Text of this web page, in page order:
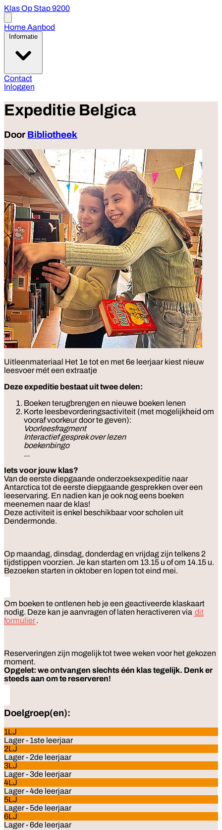
Klas Op Stap 9200
menu
HomeAanbod
Informatie
Contact
Inloggen
Expeditie Belgica
Door Bibliotheek
Uitleenmateriaal Het 1e tot en met 6e leerjaar kiest nieuw
leesvoer mét een extraatje
Deze expeditie bestaat uit twee delen:
Boeken terugbrengen en nieuwe boeken lenen
Korte leesbevorderingsactiviteit (met mogelijkheid om
vooraf voorkeur door te geven):
Voorleesfragment
Interactief gesprek over lezen
boekenbingo
...
Iets voor jouw klas?
Van de eerste diepgaande onderzoeksexpeditie naar
Antarctica tot de eerste diepgaande gesprekken over een
leeservaring. En nadien kan je ook nog eens boeken
meenemen naar de klas!
Deze activiteit is enkel beschikbaar voor scholen uit
Dendermonde.
Op maandag, dinsdag, donderdag en vrijdag zijn telkens 2
tijdstippen voorzien. Je kan starten om 13.15 u of om 14.15 u.
Bezoeken starten in oktober en lopen tot eind mei.
Om boeken te ontlenen heb je een geactiveerde klaskaart
nodig. Deze kan je aanvragen of laten heractiveren via dit
formulier.
Reserveringen zijn mogelijk tot twee weken voor het gekozen
moment.
Opgelet: we ontvangen slechts één klas tegelijk. Denk er
steeds aan om te reserveren!
Doelgroep(en):
1LJ
Lager - 1ste leerjaar
2LJ
Lager - 2de leerjaar
3LJ
Lager - 3de leerjaar
4LJ
Lager - 4de leerjaar
5LJ
Lager - 5de leerjaar
6LJ
Lager - 6de leerjaar